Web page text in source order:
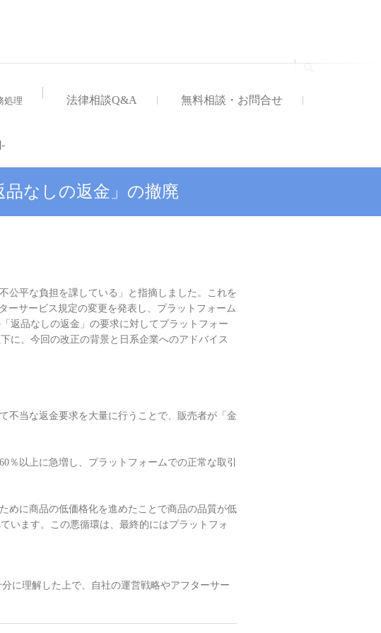
処理 法律相談Q&A 無料相談・お問合せ
なしの返金」の撤廃
公平な負担を課している」と指摘しました。これを
ーサービス規定の変更を発表し、プラットフォーム
返品なしの返金」の要求に対してプラットフォー
に、今回の改正の背景と日系企業へのアドバイス
不当な返金要求を大量に行うことで、販売者が「金
以上に急増し、プラットフォームでの正常な取引
めに商品の低価格化を進めたことで商品の品質が低
ます。この悪循環は、最終的にはプラットフォ
に理解した上で、自社の運営戦略やアフターサー